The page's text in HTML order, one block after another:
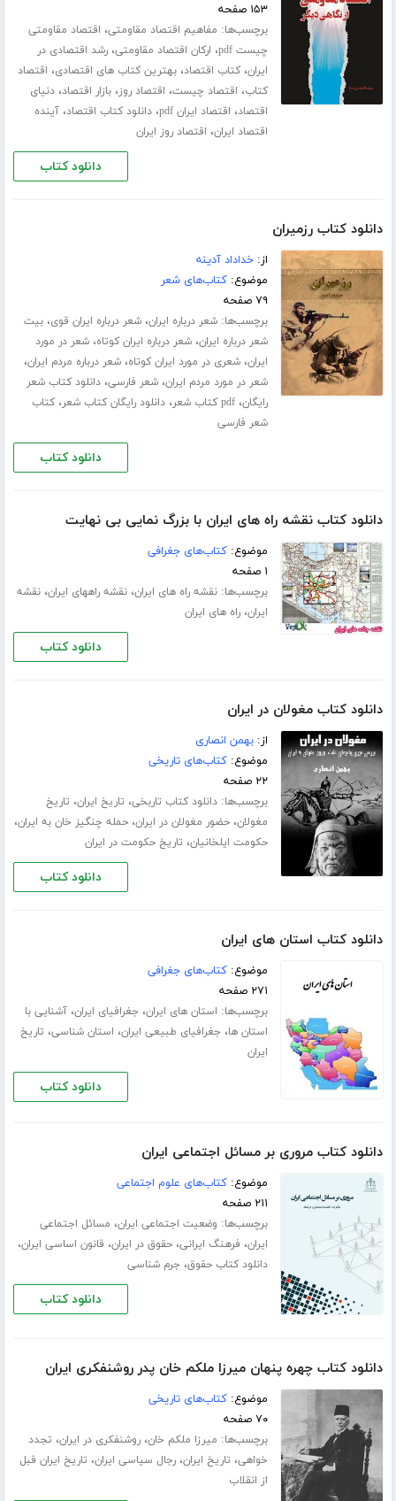
۱۵۳ صفحه
برچسب‌ها: مفاهیم اقتصاد مقاومتی، اقتصاد مقاومتی
چیست pdf
، ارکان اقتصاد مقاومتی،رشد اقتصادی در
ایران،کتاب اقتصاد،بهترین کتاب های اقتصادی، اقتصاد
کتاب، اقتصاد چیست، اقتصاد روز،بازار اقتصاد،دنیای
اقتصاد، اقتصاد ایران pdf ،دانلود کتاب اقتصاد،آینده
اقتصاد ایران، اقتصاد روز ایران
دانلود کتاب
دانلود کتاب رزمیران
از:خداداد آدینه
موضوع:کتاب‌های شعر
۷۹ صفحه
برچسب‌ها:شعر درباره ایران،شعر درباره ایران قوی،بیت
شعر درباره ایران،شعر درباره ایران کوتاه،شعر در مورد
ایران،شعری در مورد ایران کوتاه،شعر درباره مردم ایران،
شعر در مورد مردم ایران،شعر فارسی،دانلود کتاب شعر
رایگان،pdf کتاب شعر ،دانلود رایگان کتاب شعر،کتاب
شعر فارسی
دانلود کتاب
دانلود کتاب نقشه راه های ایران با بزرگ نمایی بی نهایت
موضوع:کتاب‌های جغرافی
۱ صفحه
برچسب‌ها:نقشه راه های ایران،نقشه راههای ایران،نقشه
ایران،راه های ایران
دانلود کتاب
دانلود کتاب مغولان در ایران
از:بهمن انصاری
موضوع:کتاب‌های تاریخی
۲۲ صفحه
برچسب‌ها:دانلود کتاب تاربخی، تاریخ ایران، تاریخ
مغولان،حضور مغولان در ایران،حمله چنگیز خان به ایران،
حکومت ایلخانیان، تاریخ حکومت در ایران
دانلود کتاب
دانلود کتاب استان های ایران
موضوع:کتاب‌های جغرافی
۲۷۱ صفحه
برچسب‌ها: استان های ایران، جغرافیای ایران،آشنایی با
استان ها، جغرافیای طبیعی ایران، استان شناسی، تاریخ
ایران
دانلود کتاب
دانلود کتاب مروری بر مسائل اجتماعی ایران
موضوع:کتاب‌های علوم اجتماعی
۲۱۱ صفحه
برچسب‌ها: وضعیت اجتماعی ایران، مسائل اجتماعی
ایران، فرهنگ ایرانی،حقوق در ایران، قانون اساسی ایران،
دانلود کتاب حقوق، جرم شناسی
دانلود کتاب
دانلود کتاب چهره پنهان میرزا ملکم خان پدر روشنفکری ایران
موضوع:کتاب‌های تاریخی
۷۰ صفحه
برچسب‌ها: میرزا ملکم خان،روشنفکری در ایران، تجدد
خواهی، تاریخ ایران،رجال سیاسی ایران، تاریخ ایران قبل
از انقلاب